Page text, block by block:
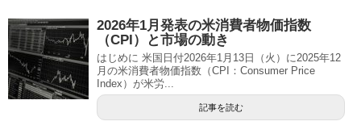
2026年1月発表の米消費者物価指数
（CPI）と市場の動き
はじめに 米国日付2026年1月13日（火）に2025年12
月の米消費者物価指数（CPI：Consumer Price
Index）が米労...
記事を読む